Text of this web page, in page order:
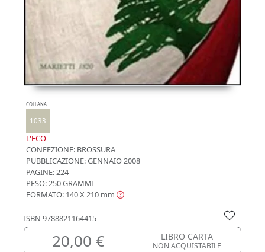
COLLANA
1033
L'ECO
CONFEZIONE: BROSSURA
PUBBLICAZIONE:GENNAIO 2008
PAGINE: 224
PESO: 250 GRAMMI
FORMATO: 140 X 210 mm
ISBN 9788821164415
20,00 € LIBRO CARTA
NON ACQUISTABILE